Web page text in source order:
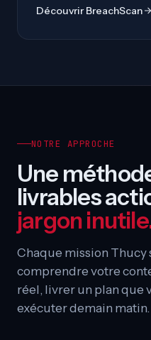
Découvrir BreachScan
NOTRE APPROCHE
Une
livrables
jargon
Chaque mission Thucy
comprendre votre
réel, livrer un plan que
exécuter demain matin.